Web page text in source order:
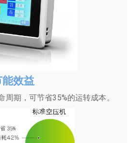
效益
周期，可节省35%的运转成本。